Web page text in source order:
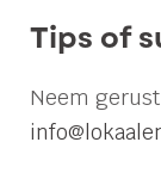
starters
de
steek
Tips of
Neem